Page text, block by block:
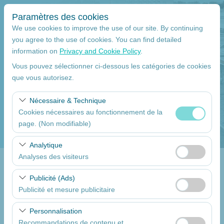
Paramètres des cookies
We use cookies to improve the use of our site. By continuing
you agree to the use of cookies. You can find detailed
information on Privacy and Cookie Policy.
Vous pouvez sélectionner ci-dessous les catégories de cookies
que vous autorisez.
Nécessaire & Technique
Cookies nécessaires au fonctionnement de la
page. (Non modifiable)
Ces cookies sont nécessaires au bon fonctionnement du
site, à la sécurité, à la gestion des sessions et aux
fonctionnalités de base. Ils ne peuvent pas être
désactivés.
Analytique
Analyses des visiteurs
Ces cookies nous permettent d’analyser la manière dont
notre site est utilisé (nombre de visiteurs, pages les plus
consultées, comportements des utilisateurs). Ces
données sont utilisées pour mesurer les performances
du site web et améliorer continuellement l’expérience
Publicité (Ads)
Publicité et mesure publicitaire
Ces cookies nous permettent d’afficher des publicités
personnalisées adaptées à vos centres d’intérêt et de
Personnalisation
Nom d'utilisateur
Mot de passe
le code de vérification
souviens-toi de moi